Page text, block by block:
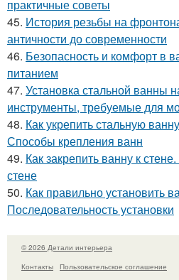
практичные советы
45. История резьбы на
античности до современности
46. Безопасность и комфорт в
питанием
47. Установка стальной ванны
инструменты, требуемые для
48. Как укрепить стальную
Способы крепления ванн
49. Как закрепить ванну к
стене
50. Как правильно установить
Последовательность установки
© 2026 Детали интерьера
Контакты
Пользовательское соглашение